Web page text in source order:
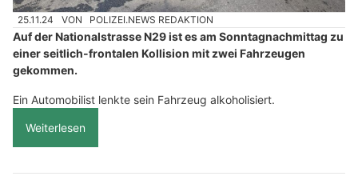
25.11.24 VON POLIZEI.NEWS REDAKTION
Auf der Nationalstrasse N29 ist es am Sonntagnachmittag zu
einer seitlich-frontalen Kollision mit zwei Fahrzeugen
gekommen.
Ein Automobilist lenkte sein Fahrzeug alkoholisiert.
Weiterlesen